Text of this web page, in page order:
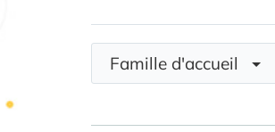
Famille d'accueil